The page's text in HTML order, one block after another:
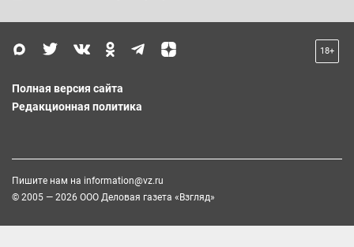
18+
Полная версия сайта
Редакционная политика
Пишите нам на information@vz.ru
© 2005 — 2026 ООО Деловая газета «Взгляд»